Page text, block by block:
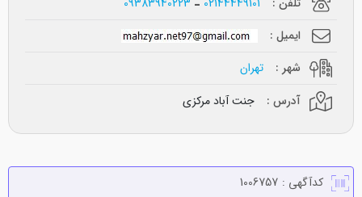
ایمیل :
شهر :
تهران
آدرس :
جنت آباد مرکزی
کدآگهی : 1006757